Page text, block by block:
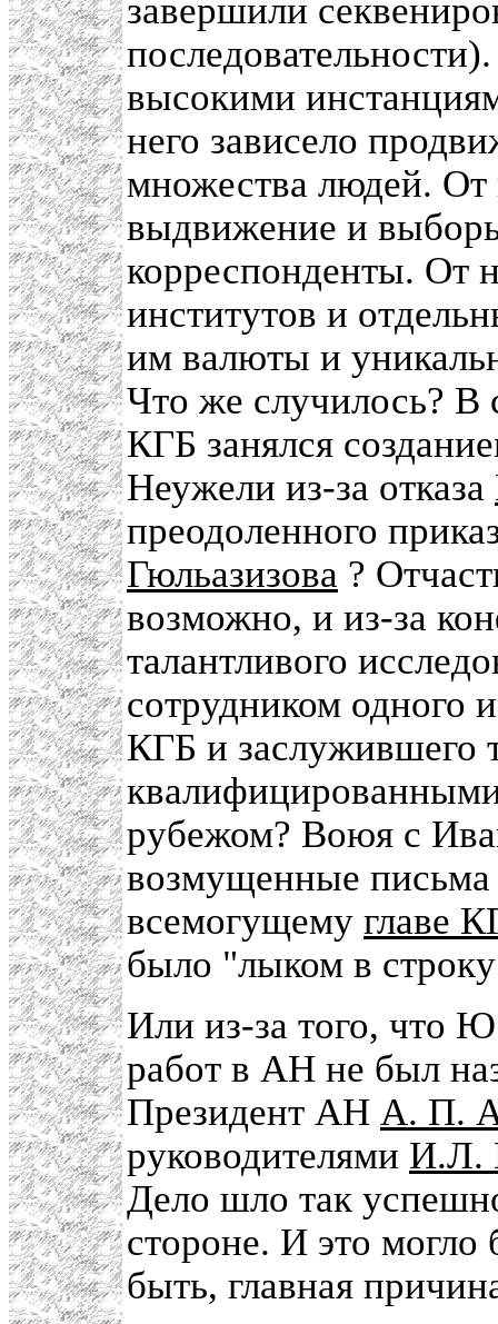
завершили
высокими
него зависело
множества людей. От
выдвижение и
корреспонденты. От
институтов и
им валюты и
Что же случилось? В
КГБ занялся
Неужели из-за отказа
преодоленного
Гюльазизова ?
возможно, и из-за
талантливого
сотрудником одного
КГБ и заслужившего
рубежом? Воюя с
возмущенные письма
всемогущему главе
было "лыком в
Или из-за того, что
работ в АН не был
Президент АН А. П.
руководителями И.Л.
Дело шло так
стороне. И это
быть, главная